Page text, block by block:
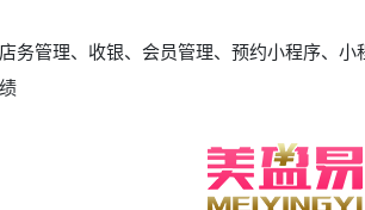
务管理、收银、会员管理、预约小程序、